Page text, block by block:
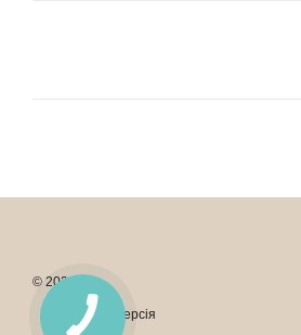
© 2026
Мобільна версія